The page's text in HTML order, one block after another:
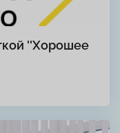
''Хорошее